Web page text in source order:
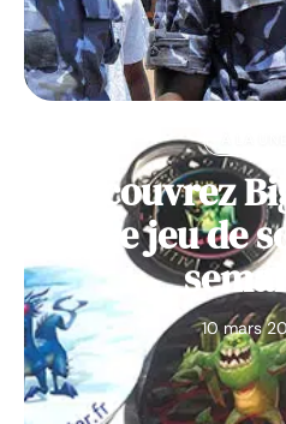
Découvrez
notre jeu de
10 mars